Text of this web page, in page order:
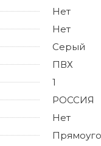
Нет
Нет
Серый
ПВХ
1
РОССИЯ
Нет